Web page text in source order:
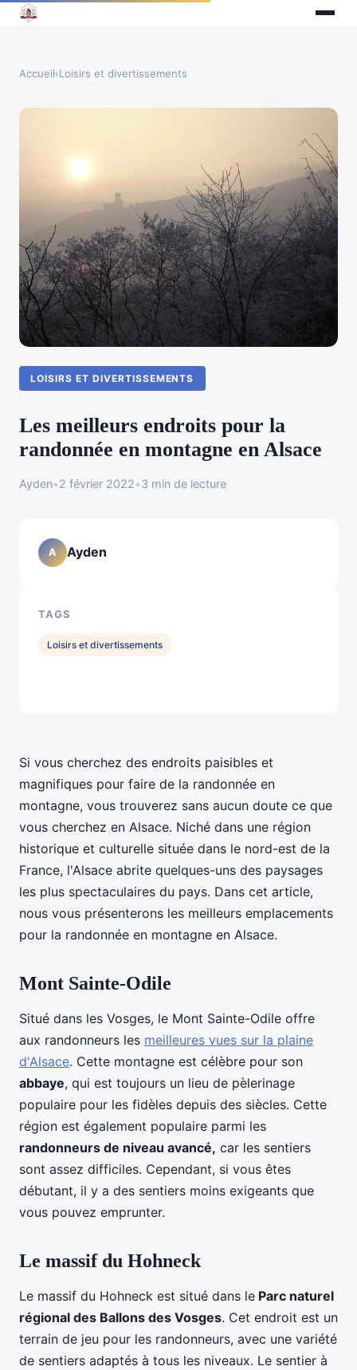
Accueil›Loisirs et divertissements
LOISIRS ET DIVERTISSEMENTS
Les meilleurs endroits pour la
randonnée en montagne en Alsace
Ayden•2 février 2022•3 min de lecture
Si vous cherchez des endroits paisibles et
magnifiques pour faire de la randonnée en
montagne, vous trouverez sans aucun doute ce que
vous cherchez en Alsace. Niché dans une région
historique et culturelle située dans le nord-est de la
France, l'Alsace abrite quelques-uns des paysages
les plus spectaculaires du pays. Dans cet article,
nous vous présenterons les meilleurs emplacements
pour la randonnée en montagne en Alsace.
Mont Sainte-Odile
Situé dans les Vosges, le Mont Sainte-Odile offre
aux randonneurs les meilleures vues sur la plaine
d'Alsace. Cette montagne est célèbre pour son
abbaye, qui est toujours un lieu de pèlerinage
populaire pour les fidèles depuis des siècles. Cette
région est également populaire parmi les
randonneurs de niveau avancé, car les sentiers
sont assez difficiles. Cependant, si vous êtes
débutant, il y a des sentiers moins exigeants que
vous pouvez emprunter.
Le massif du Hohneck
Le massif du Hohneck est situé dans le Parc naturel
régional des Ballons des Vosges. Cet endroit est un
terrain de jeu pour les randonneurs, avec une variété
de sentiers adaptés à tous les niveaux. Le sentier à
A Ayden
TAGS
Loisirs et divertissements